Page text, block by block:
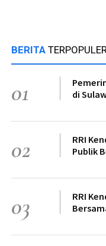
BERITA TERPOPULER
01
di
02
RRI
Publik
03
RRI